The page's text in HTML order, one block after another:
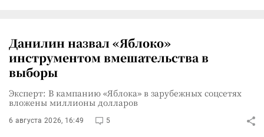
Данилин назвал «Яблоко»
инструментом вмешательства в
выборы
Эксперт: В кампанию «Яблока» в зарубежных соцсетях
вложены миллионы долларов
6 августа 2026, 16:49 5